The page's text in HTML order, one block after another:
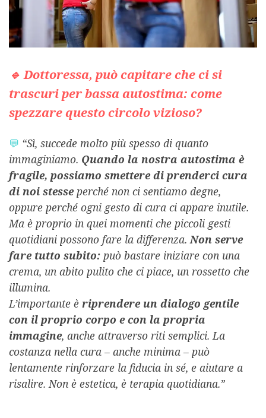
🔹 Dottoressa, può capitare che ci si
trascuri per bassa autostima: come
spezzare questo circolo vizioso?
💬 “Sì, succede molto più spesso di quanto
immaginiamo. Quando la nostra autostima è
fragile, possiamo smettere di prenderci cura
di noi stesseperché non ci sentiamo degne,
oppure perché ogni gesto di cura ci appare inutile.
Ma è proprio in quei momenti che piccoli gesti
quotidiani possono fare la differenza.Non serve
fare tutto subito: può bastare iniziare con una
crema, un abito pulito che ci piace, un rossetto che
illumina.
L’importante è riprendere un dialogo gentile
con il proprio corpo e con la propria
immagine, anche attraverso riti semplici. La
costanza nella cura – anche minima – può
lentamente rinforzare la fiducia in sé, e aiutare a
risalire. Non è estetica, è terapia quotidiana.”